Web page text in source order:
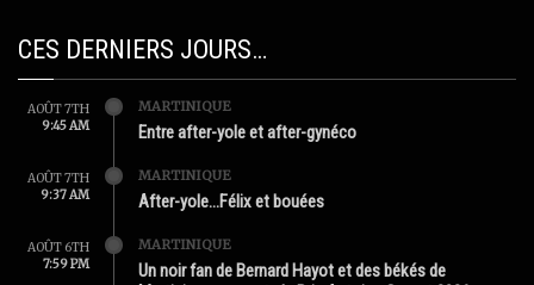
CES DERNIERS JOURS…
AOÛT 7TH
9:45 AM
MARTINIQUE
Entre after-yole et after-gynéco
AOÛT 7TH
9:37 AM
MARTINIQUE
After-yole…Félix et bouées
AOÛT 6TH
7:59 PM
MARTINIQUE
Un noir fan de Bernard Hayot et des békés de